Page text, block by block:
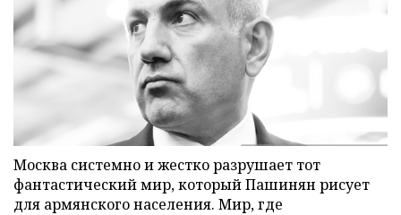
Москва системно и жестко разрушает тот
фантастический мир, который Пашинян рисует
для армянского населения. Мир, где